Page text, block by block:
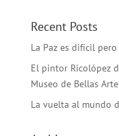
Recent Posts
La Paz es difícil
El pintor Ricolópez
Museo de Bellas
La vuelta al mundo